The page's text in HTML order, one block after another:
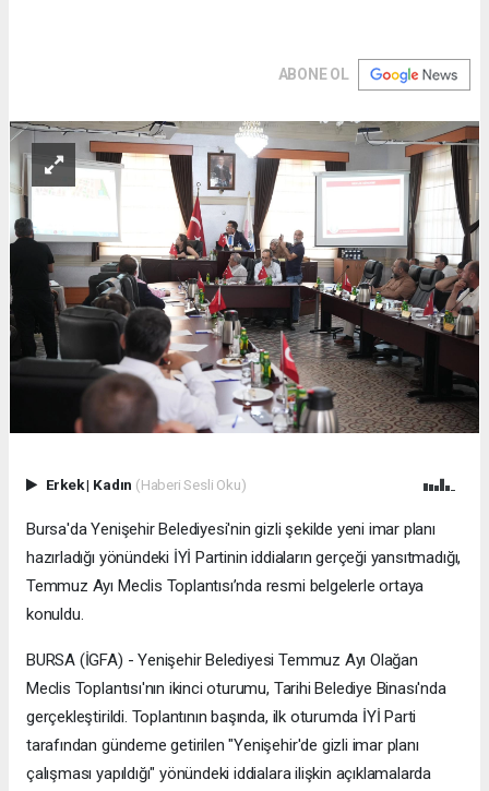
ABONE OL
Erkek| Kadın (Haberi Sesli Oku)
Bursa'da Yenişehir Belediyesi'nin gizli şekilde yeni imar planı
hazırladığı yönündeki İYİ Partinin iddiaların gerçeği yansıtmadığı,
Temmuz Ayı Meclis Toplantısı’nda resmi belgelerle ortaya
konuldu.
BURSA (İGFA) - Yenişehir Belediyesi Temmuz Ayı Olağan
Meclis Toplantısı'nın ikinci oturumu, Tarihi Belediye Binası'nda
gerçekleştirildi. Toplantının başında, ilk oturumda İYİ Parti
tarafından gündeme getirilen "Yenişehir'de gizli imar planı
çalışması yapıldığı" yönündeki iddialara ilişkin açıklamalarda